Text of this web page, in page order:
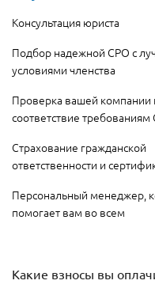
Консультация юриста
Подбор надежной СРО с
условиями членства
Проверка вашей компании
соответствие
Страхование гражданской
ответственности и
Персональный менеджер,
помогает вам во всем
Какие взносы вы